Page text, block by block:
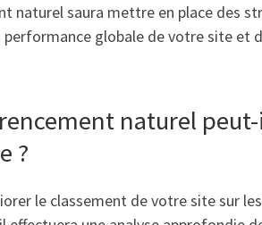
naturel saura mettre en place des
globale de votre site et
naturel
?
le classement de votre site sur